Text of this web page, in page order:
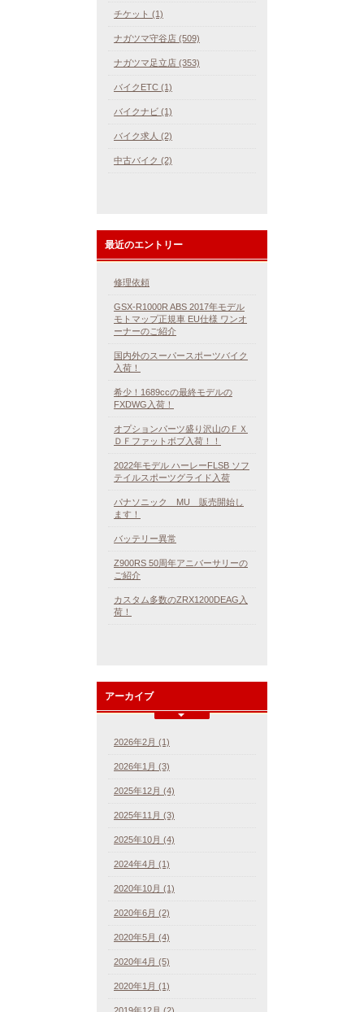
チケット (1)
ナガツマ守谷店 (509)
ナガツマ足立店 (353)
バイクETC (1)
バイクナビ (1)
バイク求人 (2)
中古バイク (2)
最近のエントリー
修理依頼
GSX-R1000R ABS 2017年モデル
モトマップ正規車 EU仕様 ワンオ
ーナーのご紹介
国内外のスーパースポーツバイク
入荷！
希少！1689ccの最終モデルの
FXDWG入荷！
オプションパーツ盛り沢山のＦＸ
ＤＦファットボブ入荷！！
2022年モデル ハーレーFLSB ソフ
テイルスポーツグライド入荷
パナソニック MU 販売開始し
ます！
バッテリー異常
Z900RS 50周年アニバーサリーの
ご紹介
カスタム多数のZRX1200DEAG入
荷！
アーカイブ
2026年2月 (1)
2026年1月 (3)
2025年12月 (4)
2025年11月 (3)
2025年10月 (4)
2024年4月 (1)
2020年10月 (1)
2020年6月 (2)
2020年5月 (4)
2020年4月 (5)
2020年1月 (1)